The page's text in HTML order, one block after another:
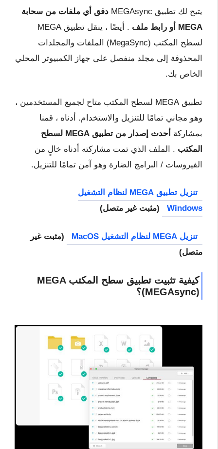
يتيح لك تطبيق MEGAsync
دفق أي ملفات من سحابة
MEGA أو رابط ملف
. أيضًا ، ينقل تطبيق MEGA
لسطح المكتب (MegaSync) الملفات والمجلدات
المحذوفة إلى مجلد منفصل على جهاز الكمبيوتر المحلي
الخاص بك.
تطبيق MEGA لسطح المكتب متاح لجميع المستخدمين ،
وهو مجاني تمامًا للتنزيل والاستخدام. أدناه ، قمنا
بمشاركة
أحدث إصدار من تطبيق MEGA لسطح
المكتب . الملف الذي تمت مشاركته أدناه خالٍ من
الفيروسات / البرامج الضارة وهو آمن تمامًا للتنزيل.
تنزيل تطبيق MEGA لنظام التشغيل
Windows
(مثبت غير متصل)
تنزيل MEGA لنظام التشغيل MacOS
(مثبت غير
متصل)
كيفية تثبيت تطبيق سطح المكتب MEGA
(MEGAsync)؟